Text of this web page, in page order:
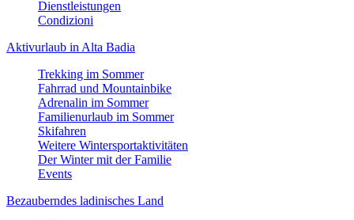
Dienstleistungen
Condizioni
Aktivurlaub in Alta Badia
Trekking im Sommer
Fahrrad und Mountainbike
Adrenalin im Sommer
Familienurlaub im Sommer
Skifahren
Weitere Wintersportaktivitäten
Der Winter mit der Familie
Events
Bezauberndes ladinisches Land